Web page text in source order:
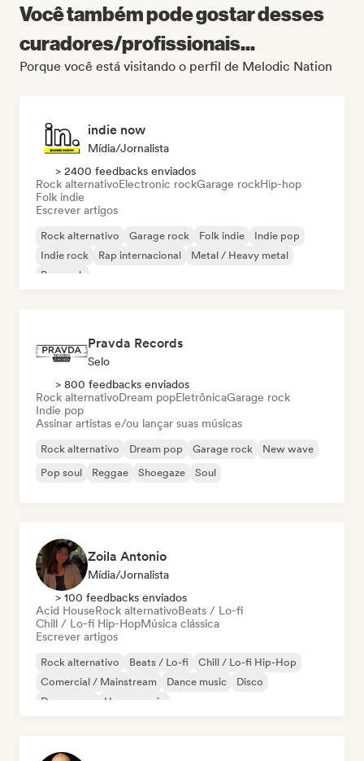
Você também pode gostar desses
curadores/profissionais...
Porque você está visitando o perfil de Melodic Nation
indie now
Mídia/Jornalista
> 2400 feedbacks enviados
Rock alternativoElectronic rockGarage rockHip-hop
Folk indie
Escrever artigos
Rock alternativo Garage rock Folk indie
Indie pop
Indie rock
Rap internacional
Metal / Heavy metal
Pop rock
Pravda Records
Selo
> 800 feedbacks enviados
Rock alternativoDream popEletrônicaGarage rock
Indie pop
Assinar artistas e/ou lançar suas músicas
Rock alternativo Dream pop Garage rock
New wave
Pop soul
Reggae Shoegaze Soul
Zoila Antonio
Mídia/Jornalista
> 100 feedbacks enviados
Acid HouseRock alternativoBeats / Lo-fi
Chill / Lo-fi Hip-HopMúsica clássica
Escrever artigos
Rock alternativo Beats / Lo-fi
Chill / Lo-fi Hip-Hop
Comercial / Mainstream
Dance music
Disco
Dream pop
House music